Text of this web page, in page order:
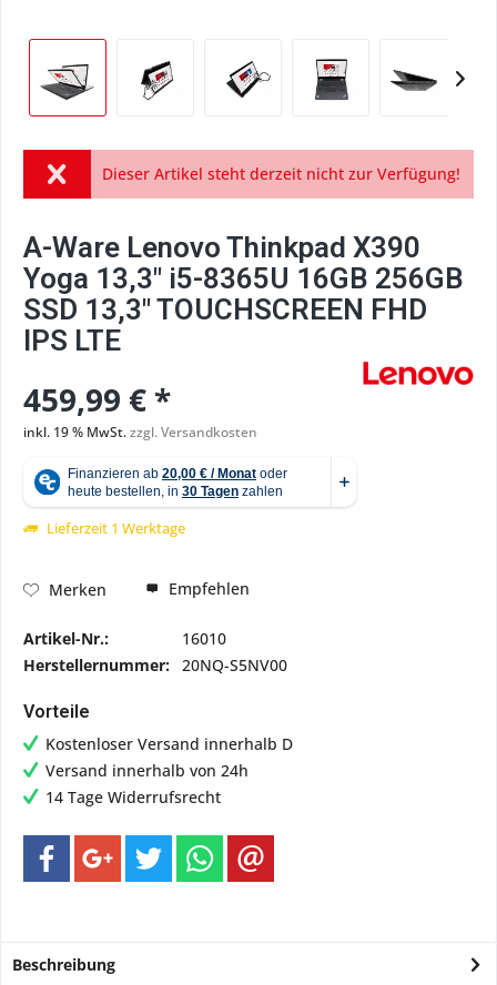
Dieser Artikel steht derzeit nicht zur Verfügung!
A-Ware Lenovo Thinkpad X390
Yoga 13,3" i5-8365U 16GB 256GB
SSD 13,3" TOUCHSCREEN FHD
IPS LTE
459,99 € *
inkl. 19 % MwSt.zzgl. Versandkosten
Lieferzeit 1 Werktage
Merken Empfehlen
Artikel-Nr.:
16010
Herstellernummer: 20NQ-S5NV00
Vorteile
Kostenloser Versand innerhalb D
Versand innerhalb von 24h
14 Tage Widerrufsrecht
Beschreibung